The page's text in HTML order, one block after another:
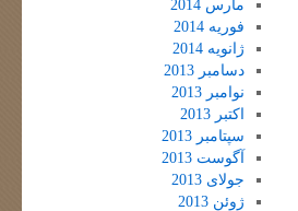
مارس 2014
فوریه 2014
ژانویه 2014
دسامبر 2013
نوامبر 2013
اکتبر 2013
سپتامبر 2013
آگوست 2013
جولای 2013
ژوئن 2013